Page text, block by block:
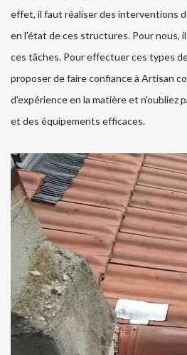
effet, il faut réaliser des interventions
en l'état de ces structures. Pour nous,
ces tâches. Pour effectuer ces types
proposer de faire confiance à Artisan
d'expérience en la matière et n'oubliez
et des équipements efficaces.